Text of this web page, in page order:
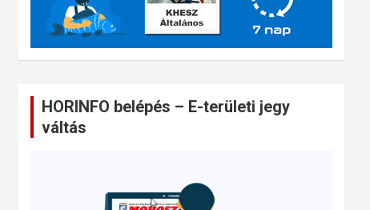
HORINFO belépés – E-területi jegy
váltás